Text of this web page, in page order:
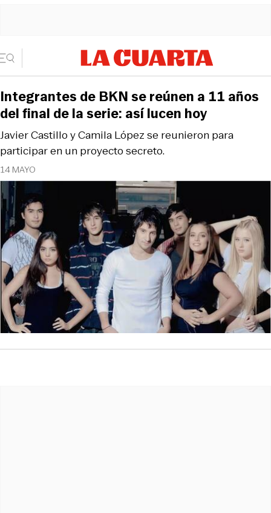
14 MAYO
Javier Castillo y Camila López se reunieron para
participar en un proyecto secreto.
Integrantes de BKN se reúnen a 11 años
del final de la serie: así lucen hoy